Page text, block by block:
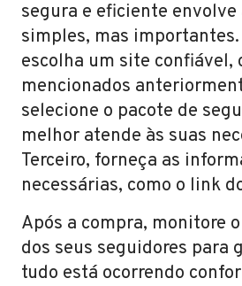
segura e eficiente envolve
simples, mas
escolha um site confiável,
mencionados
selecione o pacote de
melhor atende às suas
Terceiro, forneça as
necessárias, como o link
Após a compra, monitore
dos seus seguidores para
tudo está ocorrendo